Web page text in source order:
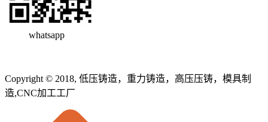
whatsapp
Copyright © 2018, 低压铸造，重力铸造，高压压铸，模具制
造,CNC加工工厂